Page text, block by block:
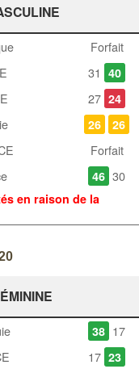
Forfait
31 40
27 24
26
26
Forfait
46 30
en raison de la
38 17
17 23